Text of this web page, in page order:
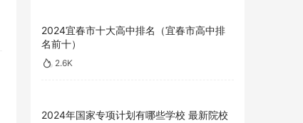
2024宜春市十大高中排名（宜春市高中排
名前十）
2.6K
2024年国家专项计划有哪些学校 最新院校